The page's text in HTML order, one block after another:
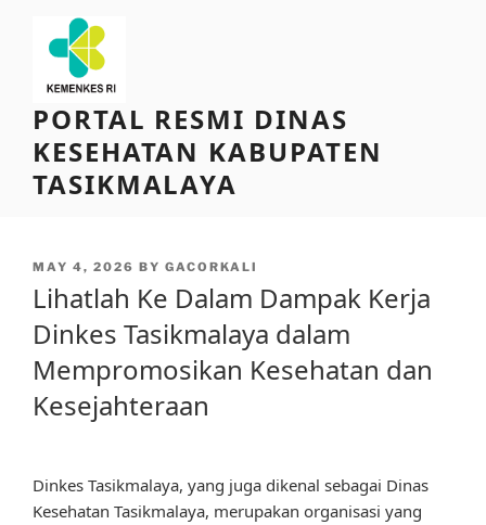
content
PORTAL RESMI DINAS
KESEHATAN KABUPATEN
TASIKMALAYA
POSTED
ON
MAY 4, 2026 BY GACORKALI
Lihatlah Ke Dalam Dampak Kerja
Dinkes Tasikmalaya dalam
Mempromosikan Kesehatan dan
Kesejahteraan
Dinkes Tasikmalaya, yang juga dikenal sebagai Dinas
Kesehatan Tasikmalaya, merupakan organisasi yang